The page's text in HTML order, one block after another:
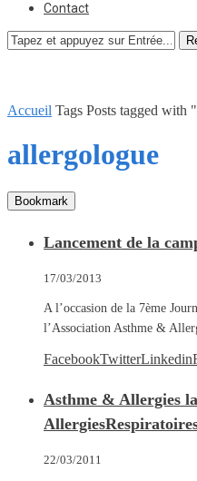
Contact
Accueil Tags Posts tagged with
allergologue
Bookmark
Lancement de la
17/03/2013
A l’occasion de la 7ème
l’Association Asthme &
FacebookTwitterLinkedin
Asthme & Allergies
22/03/2011